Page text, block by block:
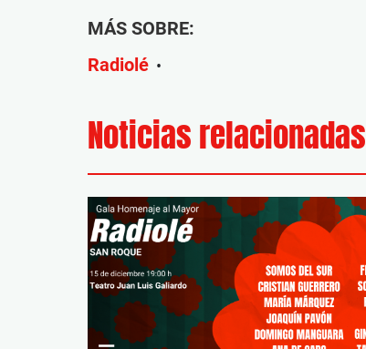
MÁS SOBRE:
Radiolé •
Noticias relacionadas